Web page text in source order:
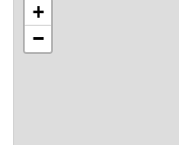
+
−